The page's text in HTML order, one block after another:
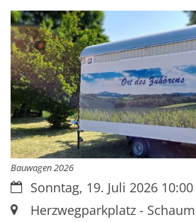
Bauwagen 2026
Datum:Sonntag, 19. Juli 2026
Ort:Herzwegparkplatz -